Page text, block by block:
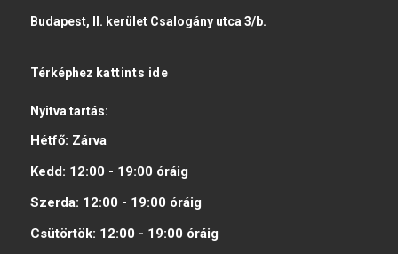
Budapest, II. kerület Csalogány utca 3/b.
Térképhez kattints ide
Nyitva tartás:
Hétfő: Zárva
Kedd: 12:00 - 19:00 óráig
Szerda: 12:00 - 19:00 óráig
Csütörtök: 12:00 - 19:00 óráig